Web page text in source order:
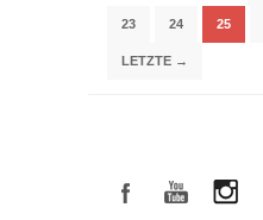
23 24 25
LETZTE →